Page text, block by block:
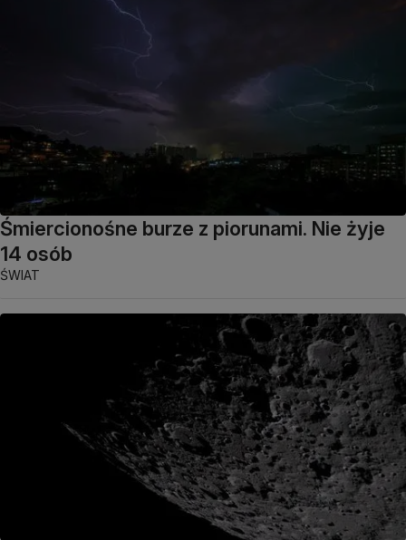
Śmiercionośne burze z piorunami. Nie żyje
14 osób
ŚWIAT